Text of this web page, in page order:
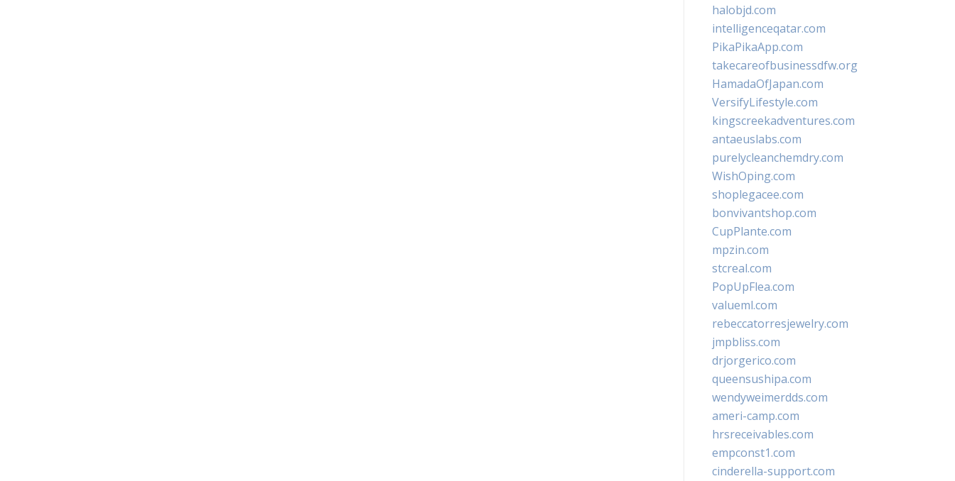
halobjd.com
intelligenceqatar.com
PikaPikaApp.com
takecareofbusinessdfw.org
HamadaOfJapan.com
VersifyLifestyle.com
kingscreekadventures.com
antaeuslabs.com
purelycleanchemdry.com
WishOping.com
shoplegacee.com
bonvivantshop.com
CupPlante.com
mpzin.com
stcreal.com
PopUpFlea.com
valueml.com
rebeccatorresjewelry.com
jmpbliss.com
drjorgerico.com
queensushipa.com
wendyweimerdds.com
ameri-camp.com
hrsreceivables.com
empconst1.com
cinderella-support.com